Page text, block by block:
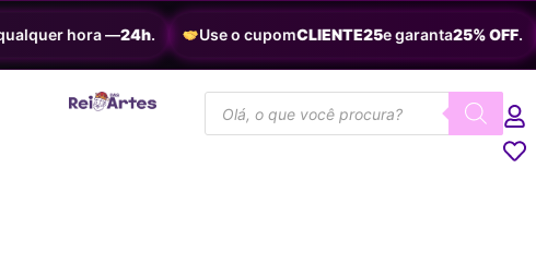
hora —24h. Use o cupomCLIENTE25e garanta25% OFF.